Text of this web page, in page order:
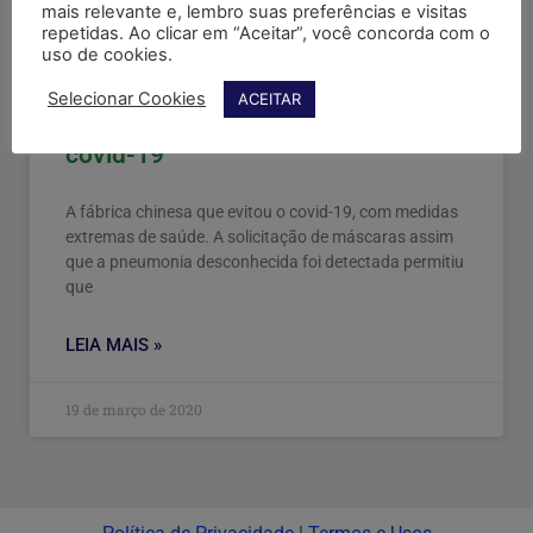
A fábrica chinesa que evitou o
covid-19
A fábrica chinesa que evitou o covid-19, com medidas
extremas de saúde. A solicitação de máscaras assim
que a pneumonia desconhecida foi detectada permitiu
que
LEIA MAIS »
19 de março de 2020
mais relevante e, lembro suas preferências e visitas
repetidas. Ao clicar em “Aceitar”, você concorda com o
uso de cookies.
Selecionar Cookies ACEITAR